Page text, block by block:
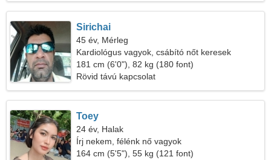
Sirichai
45 év, Mérleg
Kardiológus vagyok, csábító nőt keresek
181 cm (6'0"), 82 kg (180 font)
Rövid távú kapcsolat
Toey
24 év, Halak
Írj nekem, félénk nő vagyok
164 cm (5'5"), 55 kg (121 font)